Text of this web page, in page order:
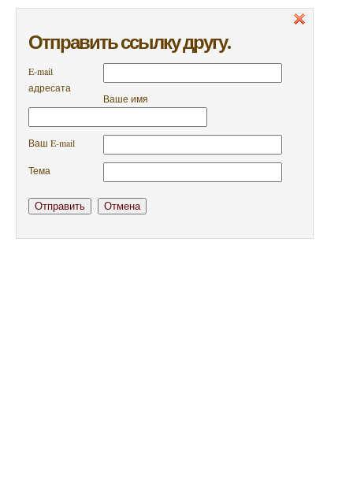
Отправить ссылку другу.
E-mail
адресата
Ваше имя
Ваш E-mail
Тема
Отправить Отмена